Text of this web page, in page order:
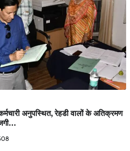
अनुपस्थित, रेहडी वालों के अतिक्रमण